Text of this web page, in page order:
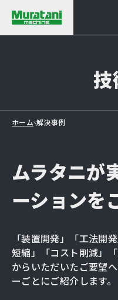
技
Resolution Cases
ホーム 解決事例
ムラタニが
ーションを
「装置開発」「工法開
短縮」「コスト削減」
からいただいたご要望
ーごとにご紹介します。